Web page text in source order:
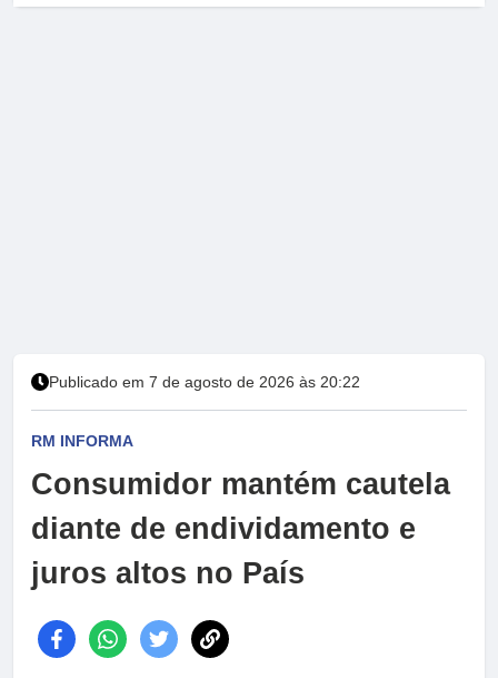
Publicado em 7 de agosto de 2026 às 20:22
RM INFORMA
Consumidor mantém cautela
diante de endividamento e
juros altos no País